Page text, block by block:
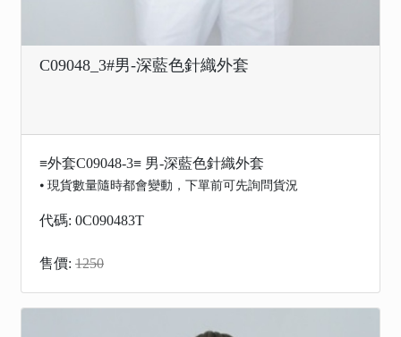
C09048_3#男-深藍色針織外套
≡外套C09048-3≡ 男-深藍色針織外套
⦁ 現貨數量隨時都會變動，下單前可先詢問貨況
代碼: 0C090483T
售價: 1250